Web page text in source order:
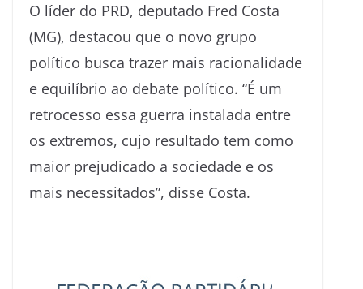
O líder do PRD, deputado Fred Costa
(MG), destacou que o novo grupo
político busca trazer mais racionalidade
e equilíbrio ao debate político. “É um
retrocesso essa guerra instalada entre
os extremos, cujo resultado tem como
maior prejudicado a sociedade e os
mais necessitados”, disse Costa.